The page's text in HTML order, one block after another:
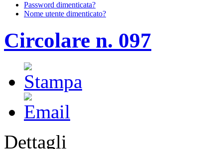
Password dimenticata?
Nome utente dimenticato?
Circolare n. 097
Dettagli